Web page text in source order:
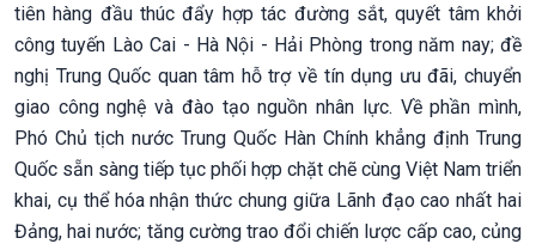
tiên hàng đầu thúc đẩy hợp tác đường sắt, quyết tâm khởi
công tuyến Lào Cai - Hà Nội - Hải Phòng trong năm nay; đề
nghị Trung Quốc quan tâm hỗ trợ về tín dụng ưu đãi, chuyển
giao công nghệ và đào tạo nguồn nhân lực. Về phần mình,
Phó Chủ tịch nước Trung Quốc Hàn Chính khẳng định Trung
Quốc sẵn sàng tiếp tục phối hợp chặt chẽ cùng Việt Nam triển
khai, cụ thể hóa nhận thức chung giữa Lãnh đạo cao nhất hai
Đảng, hai nước; tăng cường trao đổi chiến lược cấp cao, củng